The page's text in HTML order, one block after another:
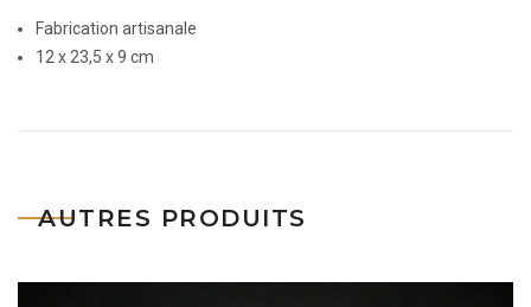
Fabrication artisanale
12 x 23,5 x 9 cm
AUTRES PRODUITS